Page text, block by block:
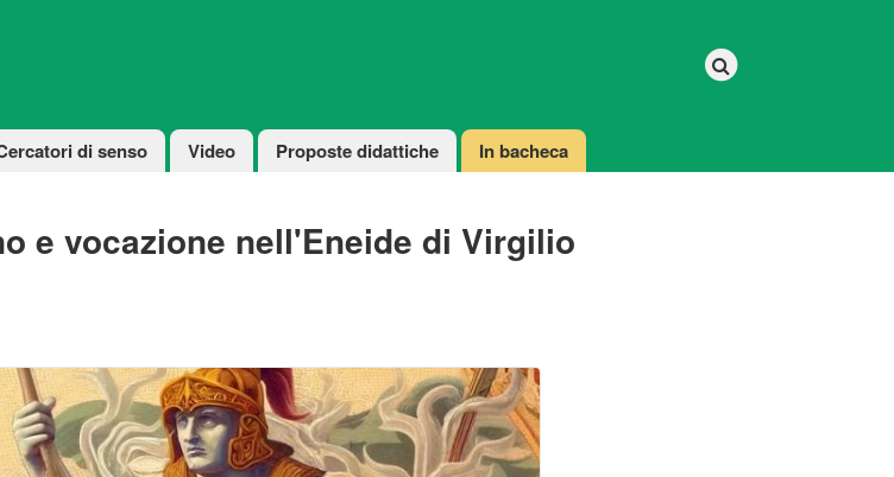
di senso Video Proposte didattiche In bacheca
e vocazione nell'Eneide di Virgilio